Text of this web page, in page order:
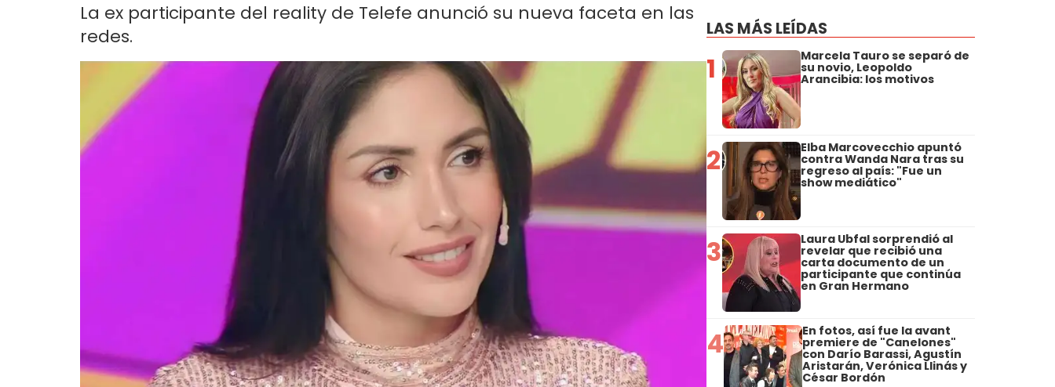
La ex participante del reality de Telefe anunció su nueva faceta en las
redes.
LAS MÁS LEÍDAS
1 Marcela Tauro se separó de
su novio, Leopoldo
Arancibia: los motivos
2 Elba Marcovecchio apuntó
contra Wanda Nara tras su
regreso al país: "Fue un
show mediático"
3 Laura Ubfal sorprendió al
revelar que recibió una
carta documento de un
participante que continúa
en Gran Hermano
4 En fotos, así fue la avant
premiere de "Canelones"
con Darío Barassi, Agustín
Aristarán, Verónica Llinás y
César Bordón